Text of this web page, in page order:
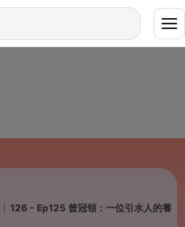
126 - Ep125 曾冠領：一位引水人的養